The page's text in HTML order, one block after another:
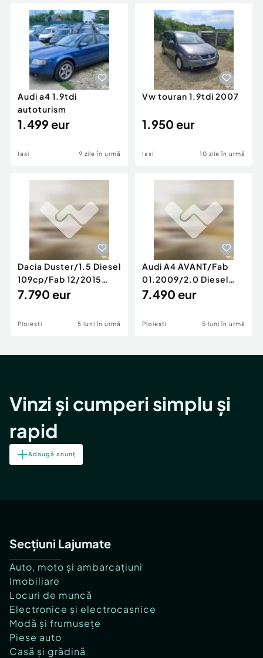
Servicii
Animale de companie
Afaceri și echipamente profesionale
Inchiriere Bunuri si Vehicule
Utilaje agricole si industriale
Piese auto si accesorii
Dacia Duster
Audi a4 1.9tdi
autoturism
1.499 eur
Iasi 9 zile în urmă
Vw touran 1.9tdi 2007
1.950 eur
Iasi 10 zile în urmă
Dacia Duster/1.5 Diesel
109cp/Fab 12/2015
/Euro 5/GARANTIE 12
7.790 eur
Ploiesti 5 luni în urmă
Audi A4 AVANT/Fab
01.2009/2.0 Diesel
140cp/Posibilitate
7.490 eur
Ploiesti 5 luni în urmă
Vinzi și cumperi simplu și
rapid
Adaugă anunț
Secțiuni Lajumate
Auto, moto și ambarcațiuni
Imobiliare
Locuri de muncă
Electronice și electrocasnice
Modă și frumusețe
Piese auto
Casă și grădină